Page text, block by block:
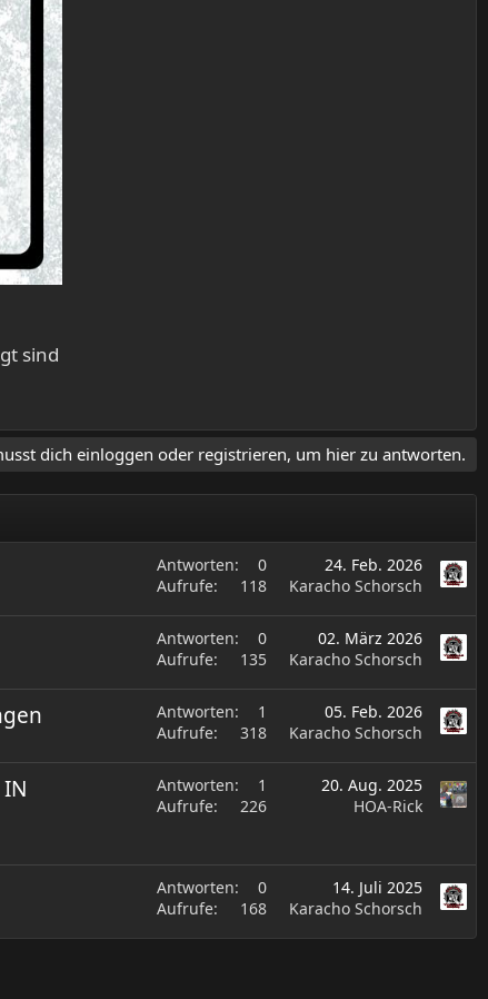
sind
dich einloggen oder registrieren, um hier zu antworten.
Antworten
0
Aufrufe
118
24. Feb. 2026
Karacho Schorsch
Antworten
0
Aufrufe
135
02. März 2026
Karacho Schorsch
Antworten
1
Aufrufe
318
05. Feb. 2026
Karacho Schorsch
Antworten
1
Aufrufe
226
20. Aug. 2025
HOA-Rick
Antworten
0
Aufrufe
168
14. Juli 2025
Karacho Schorsch